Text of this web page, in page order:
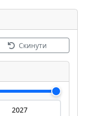
Скинути